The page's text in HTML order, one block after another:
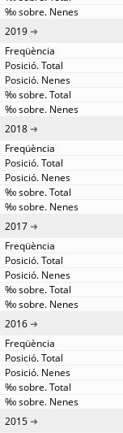
2019
2018
2017
2016
2015